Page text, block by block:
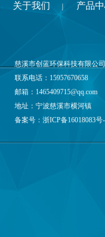
关于我们 产品
慈溪市创蓝环保科技有限公
联系电话：15957670658
邮箱： 1465409715@qq.com
地址：宁波慈溪市横河镇
备案号： 浙ICP备16018083号